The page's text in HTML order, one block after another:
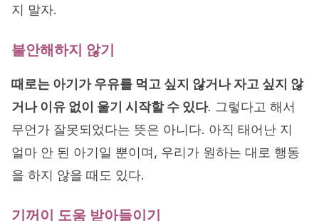
지 말자.
불안해하지 않기
때로는 아기가 우유를 먹고 싶지 않거나 자고 싶지 않
거나 이유 없이 울기 시작할 수 있다. 그렇다고 해서
무언가 잘못되었다는 뜻은 아니다. 아직 태어난 지
얼마 안 된 아기일 뿐이며, 우리가 원하는 대로 행동
을 하지 않을 때도 있다.
기꺼이 도움 받아들이기